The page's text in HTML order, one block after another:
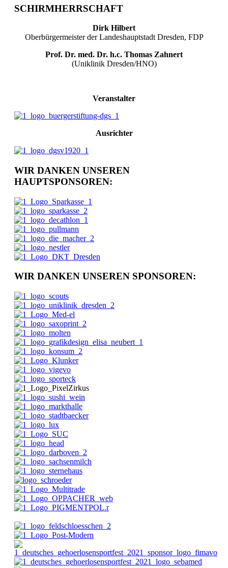
SCHIRMHERRSCHAFT
Dirk Hilbert
Oberbürgermeister der Landeshauptstadt Dresden, FDP
Prof. Dr. med. Dr. h.c. Thomas Zahnert
(Uniklinik Dresden/HNO)
Veranstalter
Ausrichter
WIR DANKEN UNSEREN
HAUPTSPONSOREN:
WIR DANKEN UNSEREN SPONSOREN: